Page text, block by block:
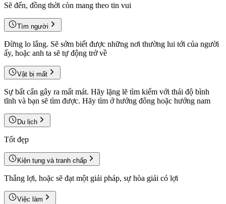
Sẽ đến, đồng thời còn mang theo tin vui
Tìm người
Đừng lo lắng. Sẽ sớm biết được những nơi thường lui tới của người
ấy, hoặc anh ta sẽ tự động trở về
Vật bị mất
Sự bất cẩn gây ra mất mát. Hãy lặng lẽ tìm kiếm với thái độ bình
tĩnh và bạn sẽ tìm được. Hãy tìm ở hướng đông hoặc hướng nam
Du lịch
Tốt đẹp
Kiện tụng và tranh chấp
Thắng lợi, hoặc sẽ đạt một giải pháp, sự hòa giải có lợi
Việc làm